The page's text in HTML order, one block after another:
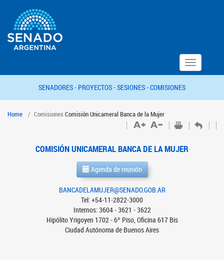
Toggle
navigation
SENADORES - PROYECTOS -SESIONES -COMISIONES
Home Comisiones Comisión Unicameral Banca de la Mujer
COMISIÓN UNICAMERAL BANCA DE LA MUJER
Agenda de reunión
BANCADELAMUJER@SENADO.GOB.AR
Tel: +54-11-2822-3000
Internos: 3604 - 3621 - 3622
Hipólito Yrigoyen 1702 - 6º Piso, Oficina 617 Bis
Ciudad Autónoma de Buenos Aires